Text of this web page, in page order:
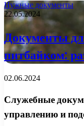
Нужные документы
22.05.2024
Документы
питбайком:
02.06.2024
Служебные
управлению и